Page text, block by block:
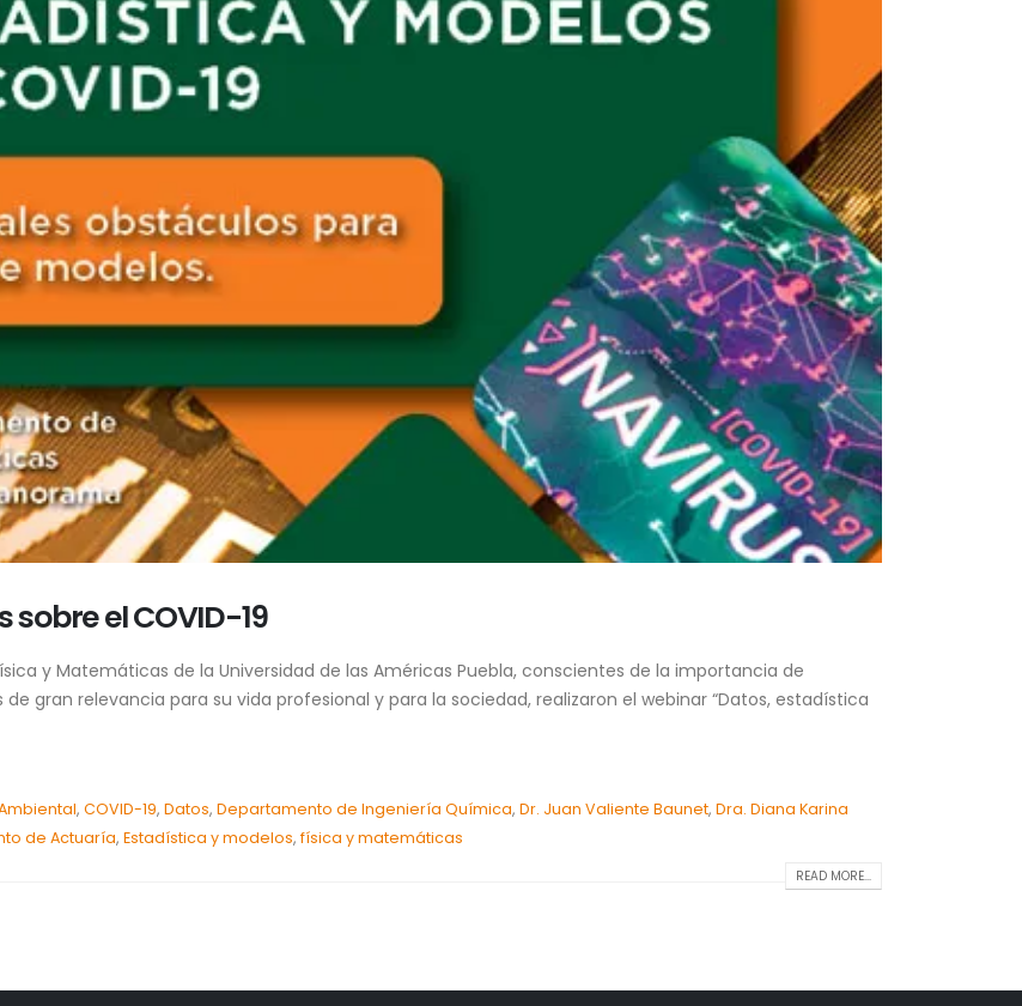
el COVID-19
y Matemáticas de la Universidad de las Américas Puebla, conscientes de la importancia de
gran relevancia para su vida profesional y para la sociedad, realizaron el webinar “Datos, estadística
, COVID-19, Datos, Departamento de Ingeniería Química, Dr. Juan Valiente Baunet, Dra. Diana Karina
de Actuaría, Estadística y modelos, física y matemáticas
READ MORE...